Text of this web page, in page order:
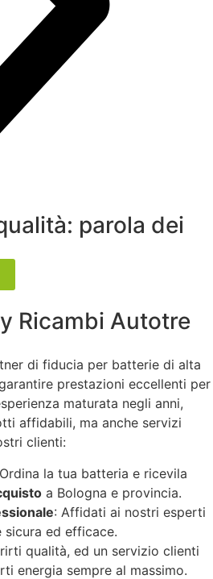
parola dei
Ricambi Autotre
di fiducia per batterie di alta
prestazioni eccellenti per
maturata negli anni,
affidabili, ma anche servizi
clienti:
la tua batteria e ricevila
a Bologna e provincia.
: Affidati ai nostri esperti
sicura ed efficace.
qualità, ed un servizio clienti
energia sempre al massimo.